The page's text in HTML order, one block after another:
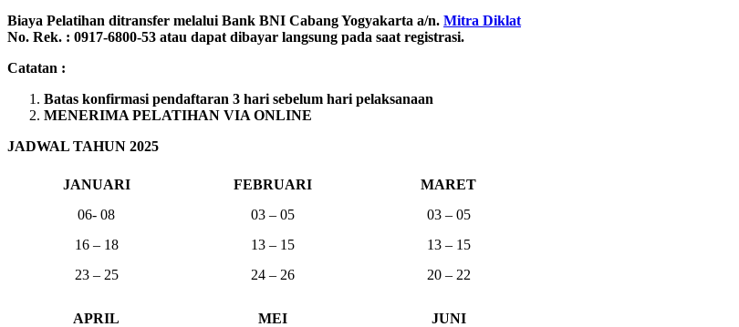
Biaya Pelatihan ditransfer melalui Bank BNI Cabang Yogyakarta a/n. Mitra Diklat
No. Rek. : 0917-6800-53 atau dapat dibayar langsung pada saat registrasi.
Catatan :
Batas konfirmasi pendaftaran 3 hari sebelum hari pelaksanaan
MENERIMA PELATIHAN VIA ONLINE
JADWAL TAHUN 2025
JANUARI FEBRUARI
MARET
06- 08
03 – 05
03 – 05
16 – 18
13 – 15
13 – 15
23 – 25
24 – 26 20 – 22
APRIL MEI
JUNI